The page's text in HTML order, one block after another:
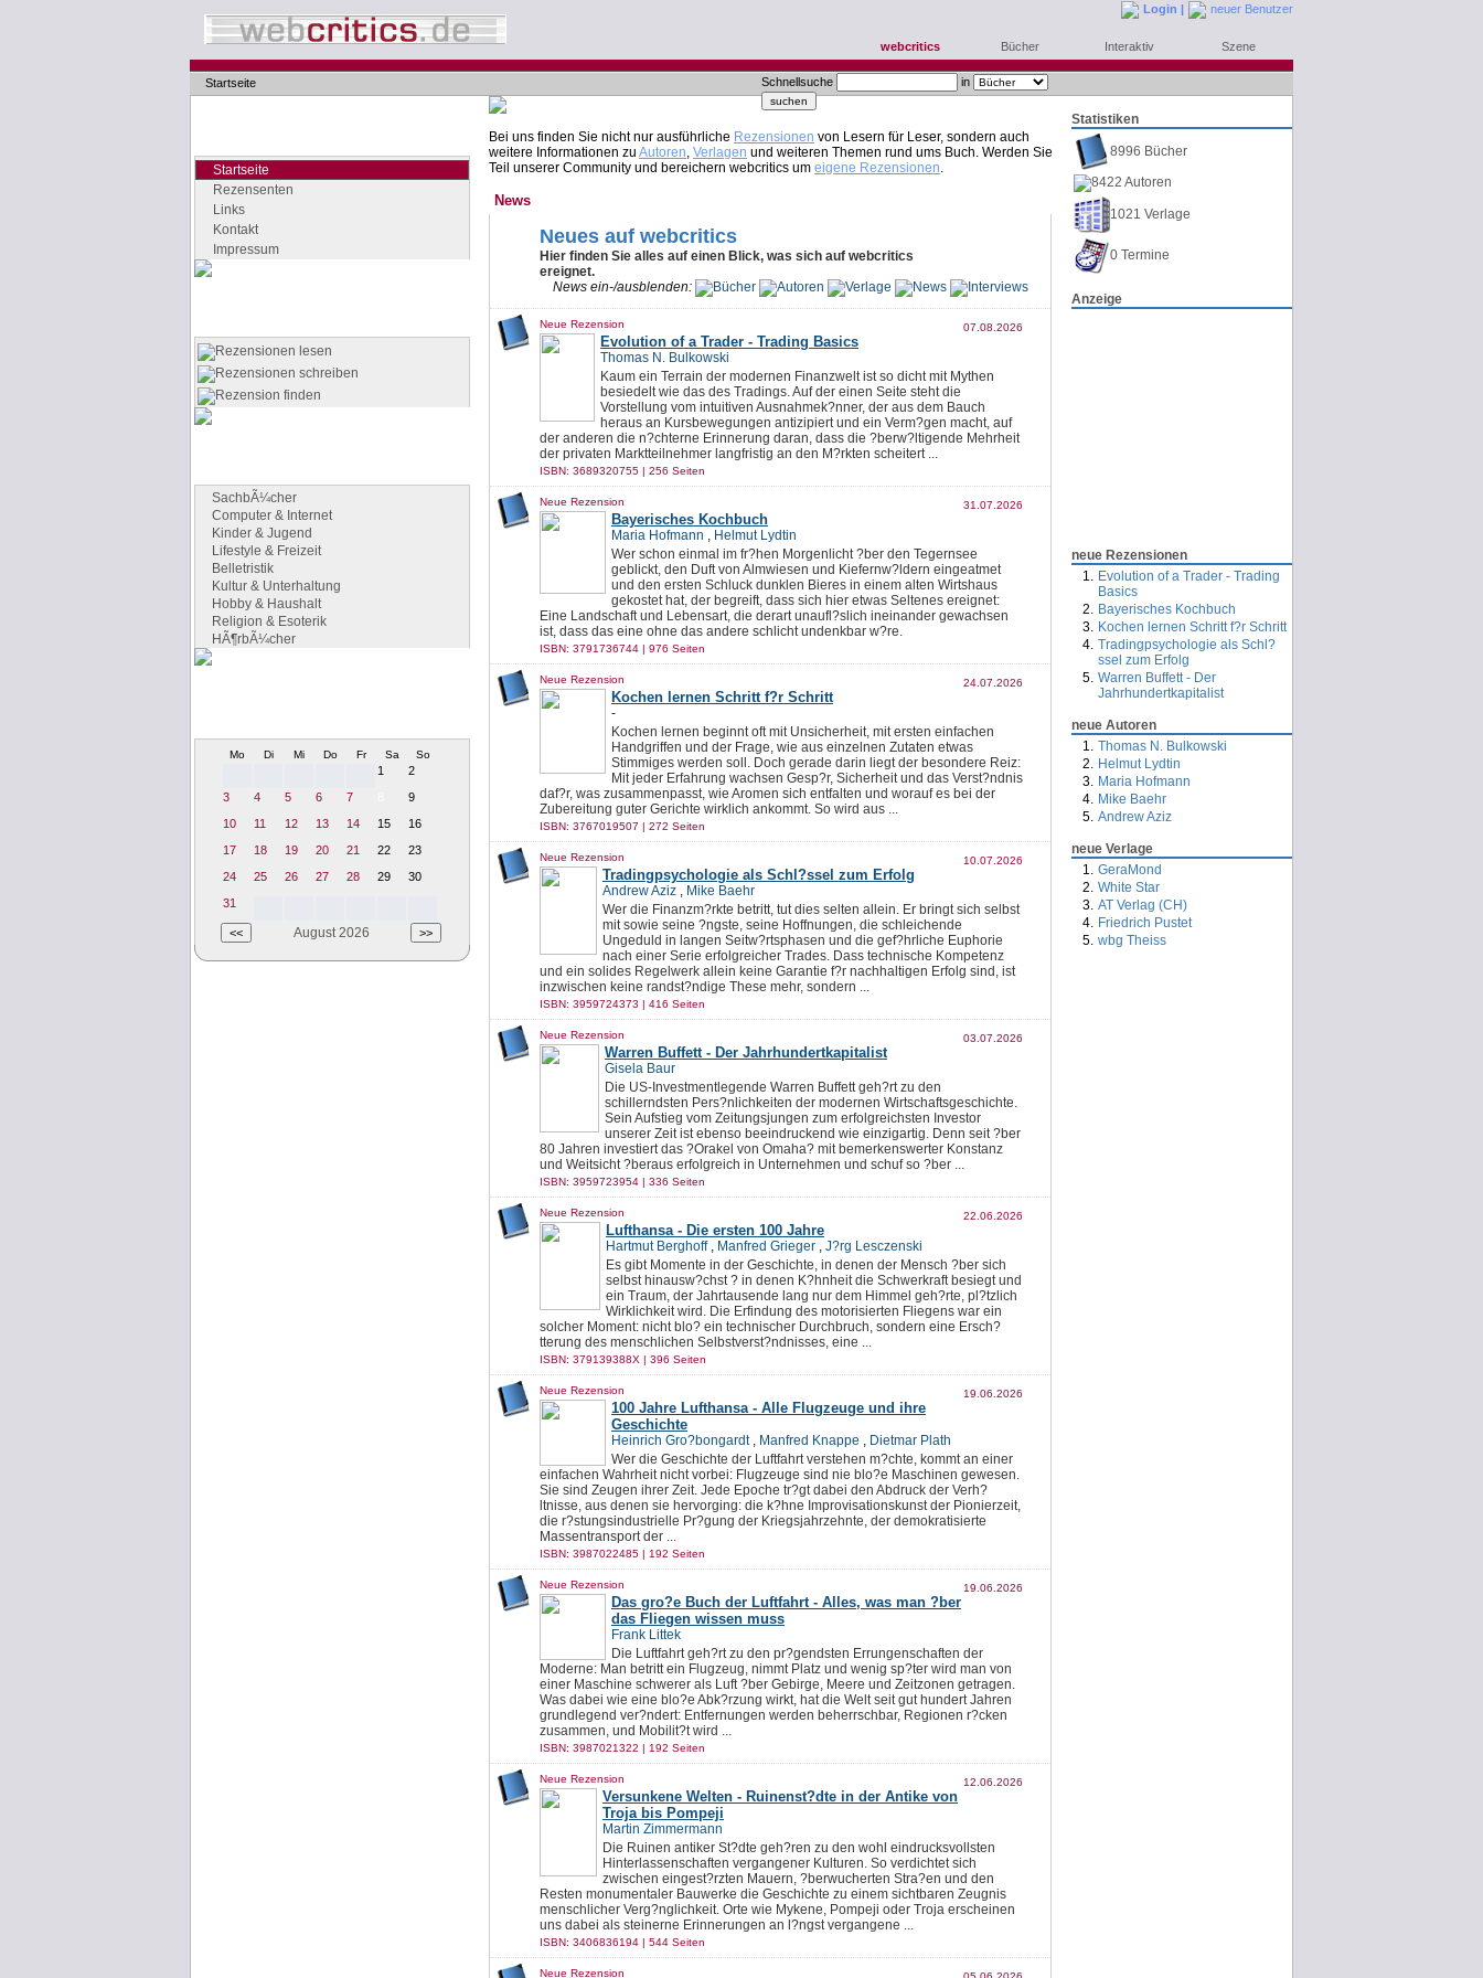
Login | neuer Benutzer
webcritics Bücher Interaktiv Szene
Schnellsuche in
Startseite
Startseite
Rezensenten
Links
Kontakt
Impressum
Rezensionen lesen
Rezensionen schreiben
Rezension finden
SachbÃ¼cher
Computer & Internet
Kinder & Jugend
Lifestyle & Freizeit
Belletristik
Kultur & Unterhaltung
Hobby & Haushalt
Religion & Esoterik
HÃ¶rbÃ¼cher
Mo Di Mi Do Fr Sa So
1
2
3
4 5 6 7
9
10
11 12 13 14 15
16
17
18 19 20 21 22
23
24
25 26 27 28 29
30
31
August 2026
Statistiken
8996 Bücher
8422 Autoren
1021 Verlage
0 Termine
Anzeige
neue Rezensionen
Evolution of a Trader - Trading
Basics
Bayerisches Kochbuch
Kochen lernen Schritt f?r Schritt
Tradingpsychologie als Schl?
ssel zum Erfolg
Warren Buffett - Der
Jahrhundertkapitalist
neue Autoren
Thomas N. Bulkowski
Helmut Lydtin
Maria Hofmann
Mike Baehr
Andrew Aziz
neue Verlage
GeraMond
White Star
AT Verlag (CH)
Friedrich Pustet
wbg Theiss
Bei uns finden Sie nicht nur ausführliche Rezensionen von Lesern für Leser, sondern auch
weitere Informationen zu Autoren, Verlagen und weiteren Themen rund ums Buch. Werden Sie
Teil unserer Community und bereichern webcritics um eigene Rezensionen.
News
Neues auf webcritics
Hier finden Sie alles auf einen Blick, was sich auf webcritics
ereignet.
News ein-/ausblenden:
07.08.2026
Neue Rezension
Evolution of a Trader - Trading Basics
Thomas N. Bulkowski
Kaum ein Terrain der modernen Finanzwelt ist so dicht mit Mythen
besiedelt wie das des Tradings. Auf der einen Seite steht die
Vorstellung vom intuitiven Ausnahmek?nner, der aus dem Bauch
heraus an Kursbewegungen antizipiert und ein Verm?gen macht, auf
der anderen die n?chterne Erinnerung daran, dass die ?berw?ltigende Mehrheit
der privaten Marktteilnehmer langfristig an den M?rkten scheitert ...
ISBN: 3689320755 | 256 Seiten
31.07.2026
Neue Rezension
Bayerisches Kochbuch
Maria Hofmann , Helmut Lydtin
Wer schon einmal im fr?hen Morgenlicht ?ber den Tegernsee
geblickt, den Duft von Almwiesen und Kiefernw?ldern eingeatmet
und den ersten Schluck dunklen Bieres in einem alten Wirtshaus
gekostet hat, der begreift, dass sich hier etwas Seltenes ereignet:
Eine Landschaft und Lebensart, die derart unaufl?slich ineinander gewachsen
ist, dass das eine ohne das andere schlicht undenkbar w?re.
ISBN: 3791736744 | 976 Seiten
24.07.2026
Neue Rezension
Kochen lernen Schritt f?r Schritt
-
Kochen lernen beginnt oft mit Unsicherheit, mit ersten einfachen
Handgriffen und der Frage, wie aus einzelnen Zutaten etwas
Stimmiges werden soll. Doch gerade darin liegt der besondere Reiz:
Mit jeder Erfahrung wachsen Gesp?r, Sicherheit und das Verst?ndnis
daf?r, was zusammenpasst, wie Aromen sich entfalten und worauf es bei der
Zubereitung guter Gerichte wirklich ankommt. So wird aus ...
ISBN: 3767019507 | 272 Seiten
10.07.2026
Neue Rezension
Tradingpsychologie als Schl?ssel zum Erfolg
Andrew Aziz , Mike Baehr
Wer die Finanzm?rkte betritt, tut dies selten allein. Er bringt sich selbst
mit sowie seine ?ngste, seine Hoffnungen, die schleichende
Ungeduld in langen Seitw?rtsphasen und die gef?hrliche Euphorie
nach einer Serie erfolgreicher Trades. Dass technische Kompetenz
und ein solides Regelwerk allein keine Garantie f?r nachhaltigen Erfolg sind, ist
inzwischen keine randst?ndige These mehr, sondern ...
ISBN: 3959724373 | 416 Seiten
03.07.2026
Neue Rezension
Warren Buffett - Der Jahrhundertkapitalist
Gisela Baur
Die US-Investmentlegende Warren Buffett geh?rt zu den
schillerndsten Pers?nlichkeiten der modernen Wirtschaftsgeschichte.
Sein Aufstieg vom Zeitungsjungen zum erfolgreichsten Investor
unserer Zeit ist ebenso beeindruckend wie einzigartig. Denn seit ?ber
80 Jahren investiert das ?Orakel von Omaha? mit bemerkenswerter Konstanz
und Weitsicht ?beraus erfolgreich in Unternehmen und schuf so ?ber ...
ISBN: 3959723954 | 336 Seiten
22.06.2026
Neue Rezension
Lufthansa - Die ersten 100 Jahre
Hartmut Berghoff, Manfred Grieger , J?rg Lesczenski
Es gibt Momente in der Geschichte, in denen der Mensch ?ber sich
selbst hinausw?chst ? in denen K?hnheit die Schwerkraft besiegt und
ein Traum, der Jahrtausende lang nur dem Himmel geh?rte, pl?tzlich
Wirklichkeit wird. Die Erfindung des motorisierten Fliegens war ein
solcher Moment: nicht blo? ein technischer Durchbruch, sondern eine Ersch?
tterung des menschlichen Selbstverst?ndnisses, eine ...
ISBN: 379139388X | 396 Seiten
19.06.2026
Neue Rezension
100 Jahre Lufthansa - Alle Flugzeuge und ihre
Geschichte
Heinrich Gro?bongardt, Manfred Knappe , Dietmar Plath
Wer die Geschichte der Luftfahrt verstehen m?chte, kommt an einer
einfachen Wahrheit nicht vorbei: Flugzeuge sind nie blo?e Maschinen gewesen.
Sie sind Zeugen ihrer Zeit. Jede Epoche tr?gt dabei den Abdruck der Verh?
ltnisse, aus denen sie hervorging: die k?hne Improvisationskunst der Pionierzeit,
die r?stungsindustrielle Pr?gung der Kriegsjahrzehnte, der demokratisierte
Massentransport der ...
ISBN: 3987022485 | 192 Seiten
19.06.2026
Neue Rezension
Das gro?e Buch der Luftfahrt - Alles, was man ?ber
das Fliegen wissen muss
Frank Littek
Die Luftfahrt geh?rt zu den pr?gendsten Errungenschaften der
Moderne: Man betritt ein Flugzeug, nimmt Platz und wenig sp?ter wird man von
einer Maschine schwerer als Luft ?ber Gebirge, Meere und Zeitzonen getragen.
Was dabei wie eine blo?e Abk?rzung wirkt, hat die Welt seit gut hundert Jahren
grundlegend ver?ndert: Entfernungen werden beherrschbar, Regionen r?cken
zusammen, und Mobilit?t wird ...
ISBN: 3987021322 | 192 Seiten
12.06.2026
Neue Rezension
Versunkene Welten - Ruinenst?dte in der Antike von
Troja bis Pompeji
Martin Zimmermann
Die Ruinen antiker St?dte geh?ren zu den wohl eindrucksvollsten
Hinterlassenschaften vergangener Kulturen. So verdichtet sich
zwischen eingest?rzten Mauern, ?berwucherten Stra?en und den
Resten monumentaler Bauwerke die Geschichte zu einem sichtbaren Zeugnis
menschlicher Verg?nglichkeit. Orte wie Mykene, Pompeji oder Troja erscheinen
uns dabei als steinerne Erinnerungen an l?ngst vergangene ...
ISBN: 3406836194 | 544 Seiten
Neue Rezension